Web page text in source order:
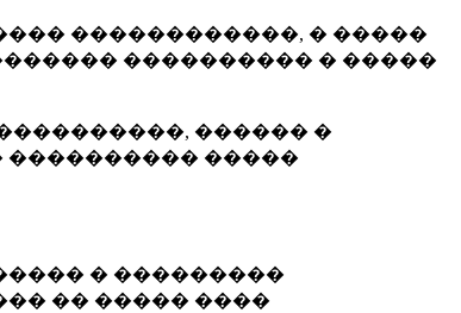
������������, � �����
���������� � �����
������ �
���������� �����
� ���������
�� ����� ����